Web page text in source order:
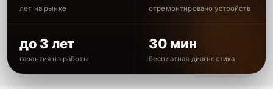
лет на рынке отремонтировано устройств
до 3 лет
гарантия на работы
30 мин
бесплатная диагностика